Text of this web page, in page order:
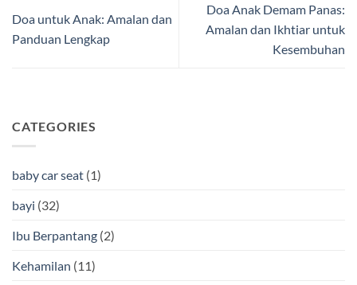
Doa untuk Anak: Amalan dan
Panduan Lengkap
Doa Anak Demam Panas:
Amalan dan Ikhtiar untuk
Kesembuhan
CATEGORIES
baby car seat (1)
bayi (32)
Ibu Berpantang (2)
Kehamilan (11)